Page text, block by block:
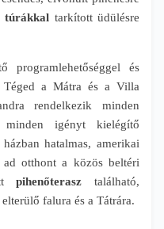
túrákkal tarkított üdülésre
programlehetőséggel és
Téged a Mátra és a Villa
rendelkezik minden
igényt kielégítő
hatalmas, amerikai
ad otthont a közös beltéri
pihenőterasz található,
falura és a Tátrára.